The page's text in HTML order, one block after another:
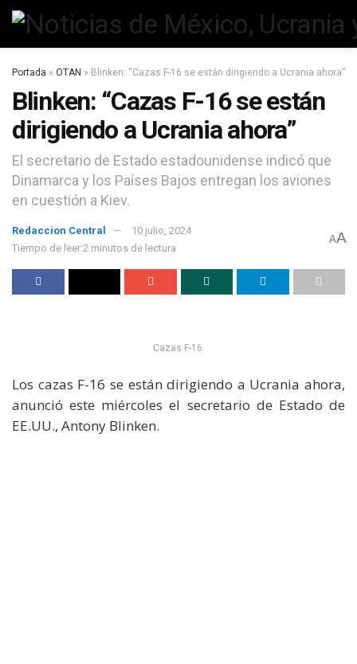
Portada » OTAN » Blinken: “Cazas F-16 se están dirigiendo a Ucrania ahora”
Blinken: “Cazas F-16 se están
dirigiendo a Ucrania ahora”
El secretario de Estado estadounidense indicó que
Dinamarca y los Países Bajos entregan los aviones
en cuestión a Kiev.
Redaccion Central
10 julio, 2024
Tiempo de leer:2 minutos de lectura
AA
Cazas F-16.
Los cazas F-16 se están dirigiendo a Ucrania ahora,
anunció este miércoles el secretario de Estado de
EE.UU., Antony Blinken.